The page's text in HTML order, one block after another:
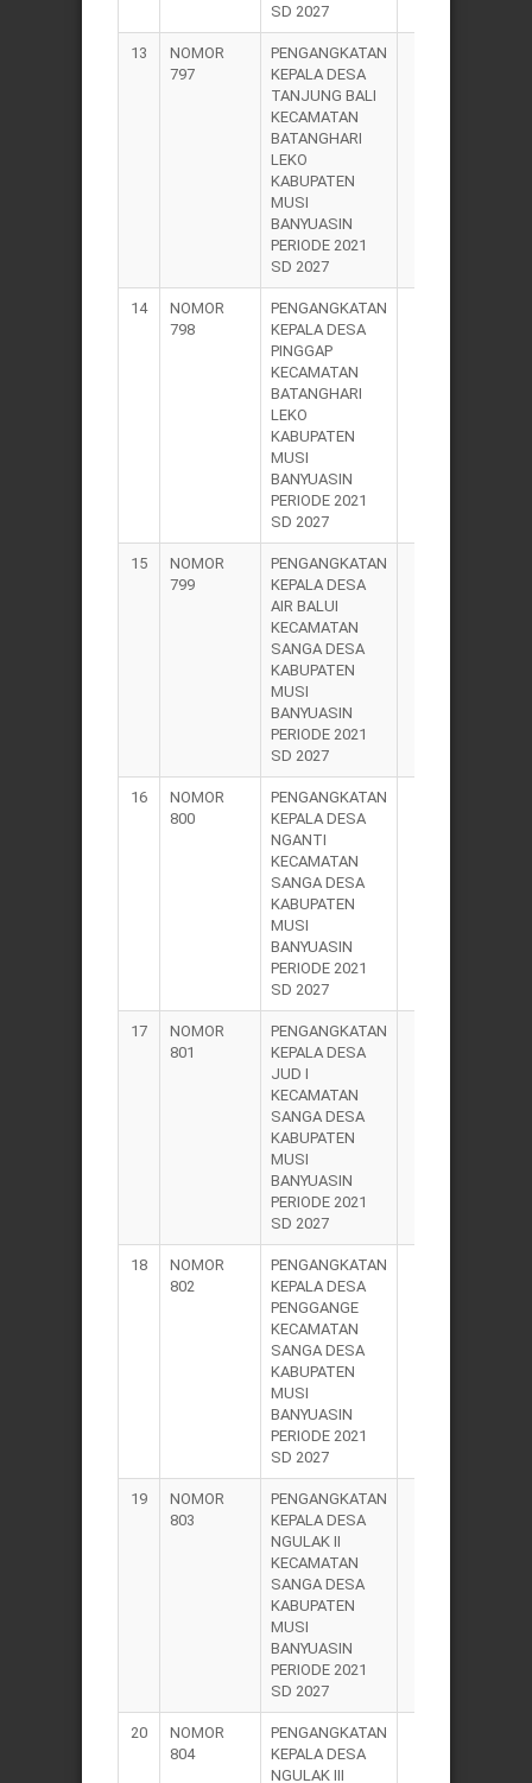
SD 2027
13
NOMOR
797
PENGANGKATAN
KEPALA DESA
TANJUNG BALI
KECAMATAN
BATANGHARI
LEKO
KABUPATEN
MUSI
BANYUASIN
PERIODE 2021
SD 2027
14
NOMOR
798
PENGANGKATAN
KEPALA DESA
PINGGAP
KECAMATAN
BATANGHARI
LEKO
KABUPATEN
MUSI
BANYUASIN
PERIODE 2021
SD 2027
15
NOMOR
799
PENGANGKATAN
KEPALA DESA
AIR BALUI
KECAMATAN
SANGA DESA
KABUPATEN
MUSI
BANYUASIN
PERIODE 2021
SD 2027
16
NOMOR
800
PENGANGKATAN
KEPALA DESA
NGANTI
KECAMATAN
SANGA DESA
KABUPATEN
MUSI
BANYUASIN
PERIODE 2021
SD 2027
17
NOMOR
801
PENGANGKATAN
KEPALA DESA
JUD I
KECAMATAN
SANGA DESA
KABUPATEN
MUSI
BANYUASIN
PERIODE 2021
SD 2027
18
NOMOR
802
PENGANGKATAN
KEPALA DESA
PENGGANGE
KECAMATAN
SANGA DESA
KABUPATEN
MUSI
BANYUASIN
PERIODE 2021
SD 2027
19
NOMOR
803
PENGANGKATAN
KEPALA DESA
NGULAK II
KECAMATAN
SANGA DESA
KABUPATEN
MUSI
BANYUASIN
PERIODE 2021
SD 2027
20
NOMOR
804
PENGANGKATAN
KEPALA DESA
NGULAK III